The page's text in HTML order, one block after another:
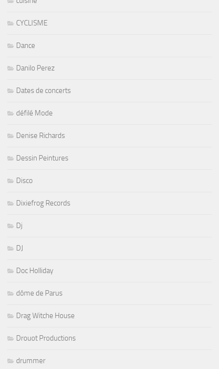
CYCLISME
Dance
Danilo Perez
Dates de concerts
défilé Mode
Denise Richards
Dessin Peintures
Disco
Dixiefrog Records
Dj
DJ
Doc Holliday
dôme de Parus
Drag Witche House
Drouot Productions
drummer